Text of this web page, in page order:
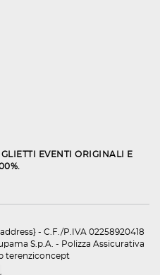
EVENTI ORIGINALI E
- C.F./P.IVA 02258920418
S.p.A. - Polizza Assicurativa
terenziconcept